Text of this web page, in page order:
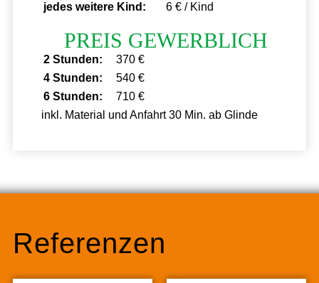
jedes weitere Kind: 6 € / Kind
PREIS GEWERBLICH
2 Stunden:
370 €
4 Stunden:
540 €
6 Stunden:
710 €
inkl. Material und Anfahrt 30 Min. ab Glinde
Referenzen